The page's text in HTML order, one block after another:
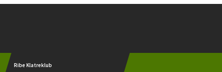
Ribe Klatreklub